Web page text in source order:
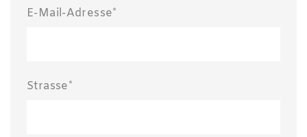
E-Mail-Adresse*
Strasse*